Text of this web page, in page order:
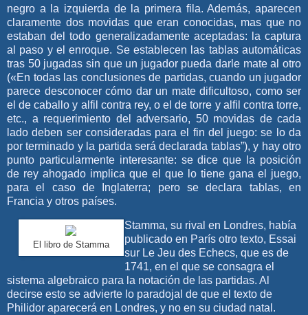
negro a la izquierda de la primera fila. Además, aparecen
claramente dos movidas que eran conocidas, mas que no
estaban del todo generalizadamente aceptadas: la captura
al paso y el enroque. Se establecen las tablas automáticas
tras 50 jugadas sin que un jugador pueda darle mate al otro
(«En todas las conclusiones de partidas, cuando un jugador
parece desconocer cómo dar un mate dificultoso, como ser
el de caballo y alfil contra rey, o el de torre y alfil contra torre,
etc., a requerimiento del adversario, 50 movidas de cada
lado deben ser consideradas para el fin del juego: se lo da
por terminado y la partida será declarada tablas”), y hay otro
punto particularmente interesante: se dice que la posición
de rey ahogado implica que el que lo tiene gana el juego,
para el caso de Inglaterra; pero se declara tablas, en
Francia y otros países.
El libro de Stamma
Stamma, su rival en Londres, había
publicado en París otro texto, Essai
sur Le Jeu des Echecs, que es de
1741, en el que se consagra el
sistema algebraico para la notación de las partidas. Al
decirse esto se advierte lo paradojal de que el texto de
Philidor aparecerá en Londres, y no en su ciudad natal.